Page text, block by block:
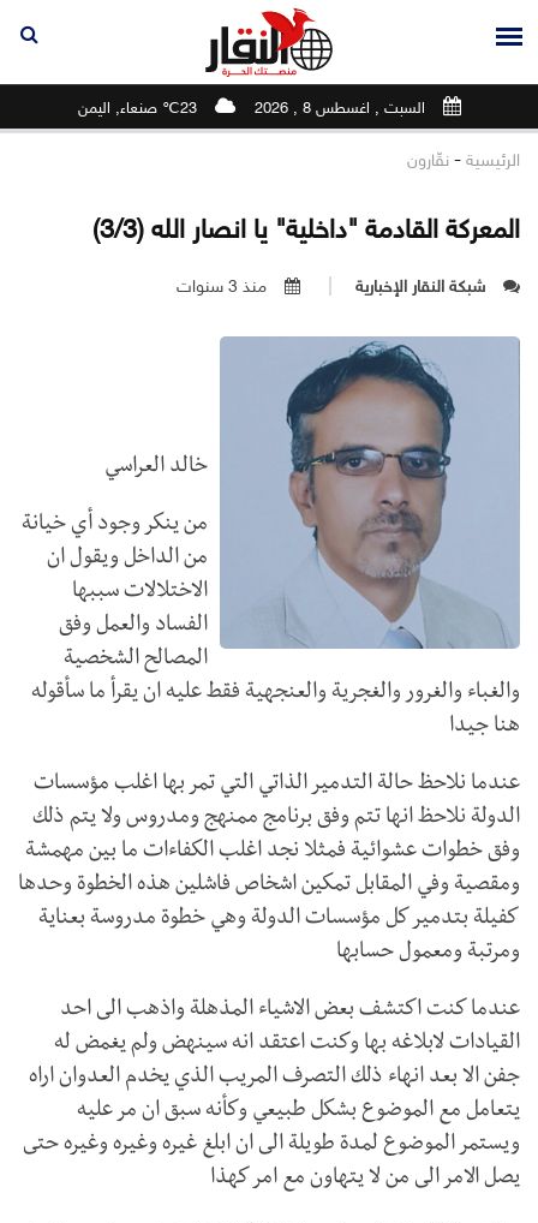
السبت , اغسطس 8 , 2026 23℃ صنعاء, اليمن
الرئيسية - نقّارون
المعركة القادمة "داخلية" يا انصار الله (3/3)
شبكة النقار الإخبارية منذ 3 سنوات
خالد العراسي
من ينكر وجود أي خيانة
من الداخل ويقول ان
الاختلالات سببها
الفساد والعمل وفق
المصالح الشخصية
والغباء والغرور والغجرية والعنجهية فقط عليه ان يقرأ ما سأقوله
هنا جيدا
عندما نلاحظ حالة التدمير الذاتي التي تمر بها اغلب مؤسسات
الدولة نلاحظ انها تتم وفق برنامج ممنهج ومدروس ولا يتم ذلك
وفق خطوات عشوائية فمثلا نجد اغلب الكفاءات ما بين مهمشة
ومقصية وفي المقابل تمكين اشخاص فاشلين هذه الخطوة وحدها
كفيلة بتدمير كل مؤسسات الدولة وهي خطوة مدروسة بعناية
ومرتبة ومعمول حسابها
عندما كنت اكتشف بعض الاشياء المذهلة واذهب الى احد
القيادات لابلاغه بها وكنت اعتقد انه سينهض ولم يغمض له
جفن الا بعد انهاء ذلك التصرف المريب الذي يخدم العدوان اراه
يتعامل مع الموضوع بشكل طبيعي وكأنه سبق ان مر عليه
ويستمر الموضوع لمدة طويلة الى ان ابلغ غيره وغيره وغيره حتى
يصل الامر الى من لا يتهاون مع امر كهذا